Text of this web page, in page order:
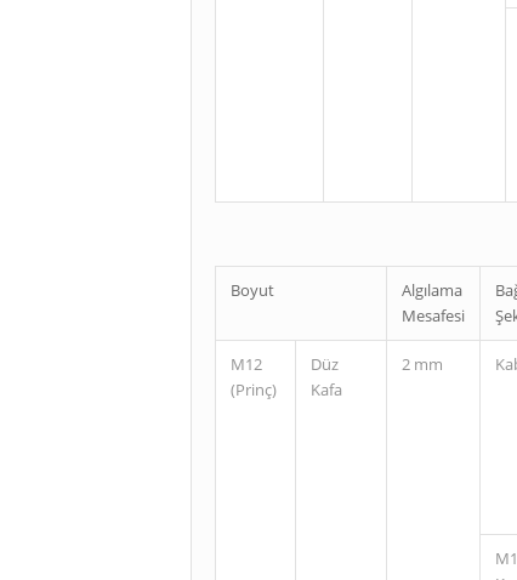
Boyut
Algılama
Mesafesi
M12
(Prinç)
Düz
Kafa
2 mm